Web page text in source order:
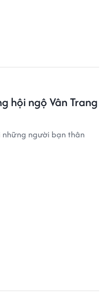
hội ngộ Vân Trang
những người bạn thân